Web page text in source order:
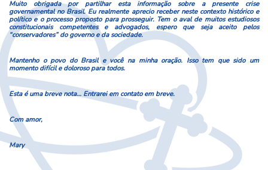
Muito obrigada por partilhar esta informação sobre a presente crise
governamental no Brasil. Eu realmente aprecio receber neste contexto histórico e
político e o processo proposto para prosseguir. Tem o aval de muitos estudiosos
constitucionais competentes e advogados, espero que seja aceito pelos
“conservadores” do governo e da sociedade.
Mantenho o povo do Brasil e você na minha oração. Isso tem que sido um
momento difícil e doloroso para todos.
Esta é uma breve nota… Entrarei em contato em breve.
Com amor,
Mary